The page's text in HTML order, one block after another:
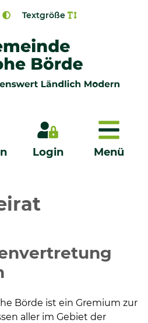
Textgröße
Login Menü
Menü
Börde ist ein Gremium zur
aller im Gebiet der